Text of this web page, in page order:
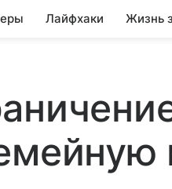
Лайфхаки Жизнь